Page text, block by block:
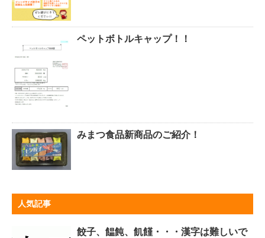
ペットボトルキャップ！！
みまつ食品新商品のご紹介！
人気記事
餃子、饂飩、飢饉・・・漢字は難しいで